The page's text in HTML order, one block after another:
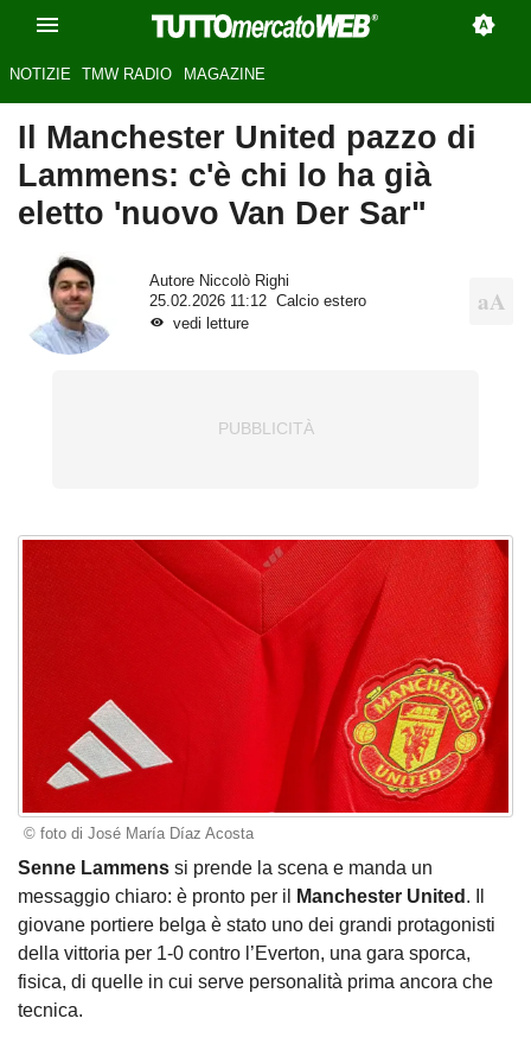
NOTIZIE TMW RADIO MAGAZINE
Il Manchester United pazzo di
Lammens: c'è chi lo ha già
eletto 'nuovo Van Der Sar"
Autore Niccolò Righi
25.02.2026 11:12
Calcio estero
vedi letture
© foto di José María Díaz Acosta
Senne Lammens si prende la scena e manda un
messaggio chiaro: è pronto per il
Manchester United . Il
giovane portiere belga è stato uno dei grandi protagonisti
della vittoria per 1-0 contro l’Everton, una gara sporca,
fisica, di quelle in cui serve personalità prima ancora che
tecnica.